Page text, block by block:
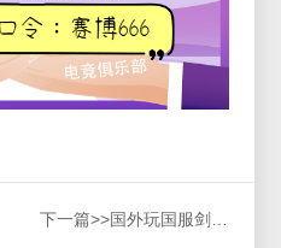
下一篇>>国外玩国服剑灵怀旧服延迟高卡顿？海外如何低延迟玩国服游戏？